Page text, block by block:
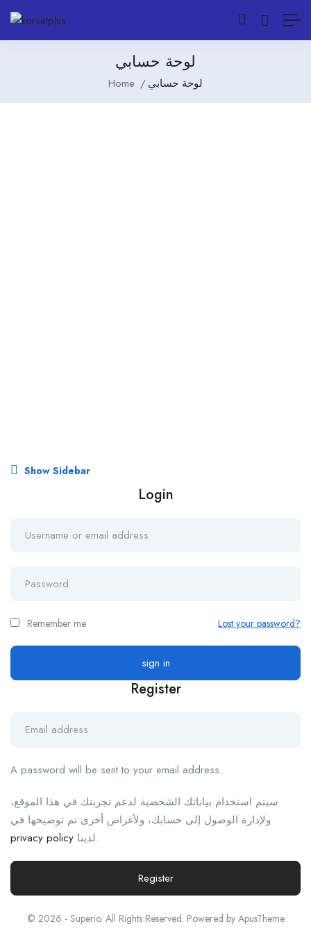
لوحة حسابي
Home لوحة حسابي
Show Sidebar
Login
Remember me Lost your password?
Register
A password will be sent to your email address.
سيتم استخدام بياناتك الشخصية لدعم تجربتك في هذا الموقع،
ولإدارة الوصول إلى حسابك، ولأغراض أخرى تم توضيحها في
privacy policy
لدينا.
Register
© 2026 - Superio. All Rights Reserved. Powered by ApusTheme